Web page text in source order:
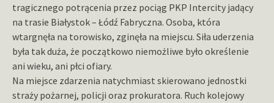
tragicznego potrącenia przez pociąg PKP Intercity jadący
na trasie Białystok – Łódź Fabryczna. Osoba, która
wtargnęła na torowisko, zginęła na miejscu. Siła uderzenia
była tak duża, że początkowo niemożliwe było określenie
ani wieku, ani płci ofiary.
Na miejsce zdarzenia natychmiast skierowano jednostki
straży pożarnej, policji oraz prokuratora. Ruch kolejowy